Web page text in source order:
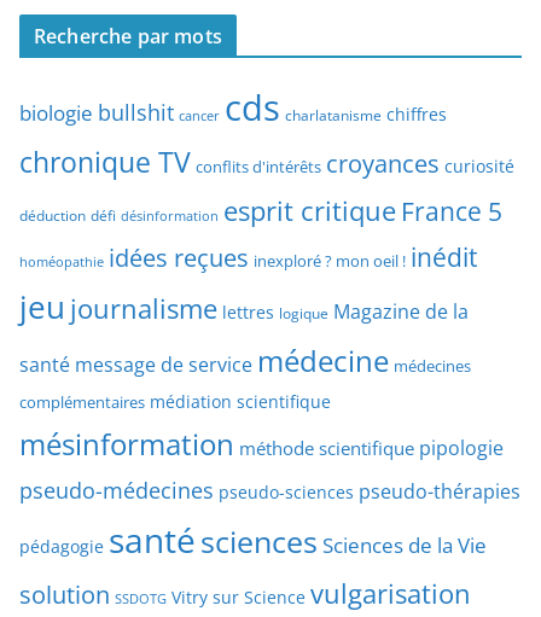
e
a
t
y
e
d
’
a
i
l
e
c
r
h
p
a
t
e
Recherche par mots
biologie bullshit cancer cds charlatanisme chiffres
chronique TV conflits d'intérêts croyances curiosité
déduction défi désinformation esprit critique France 5
homéopathie idées reçues inexploré ? mon oeil ! inédit
jeu journalisme lettres logique Magazine de la
santé message de service médecine médecines
complémentaires médiation scientifique
mésinformation méthode scientifique pipologie
pseudo-médecines pseudo-sciences pseudo-thérapies
pédagogie santésciences Sciences de la Vie
solution SSDOTG Vitry sur Science vulgarisation